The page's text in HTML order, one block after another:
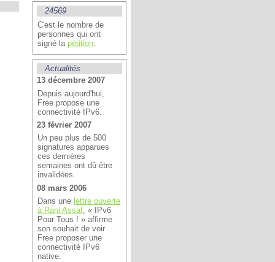
24569
C'est le nombre de
personnes qui ont
signé lapétition.
Actualités
13 décembre 2007
Depuis aujourd'hui,
Free propose une
connectivité IPv6.
23 février 2007
Un peu plus de 500
signatures apparues
ces dernières
semaines ont dû être
invalidées.
08 mars 2006
Dans une lettre ouverte
à Rani Assaf,
IPv6
Pour Tous !
affirme
son souhait de voir
Free proposer une
connectivité IPv6
native.